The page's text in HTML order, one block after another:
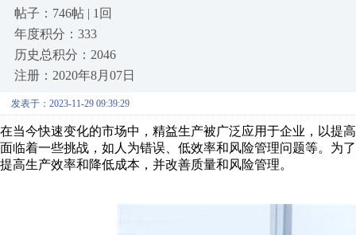
帖子：746帖 | 1回
年度积分：333
历史总积分：2046
注册：2020年8月07日
发表于：2023-11-29 09:39:29
在当今快速变化的市场中，精益生产被广泛应用于企业，以提
面临着一些挑战，如人为错误、低效率和风险管理问题等。为
提高生产效率和降低成本，并改善质量和风险管理。